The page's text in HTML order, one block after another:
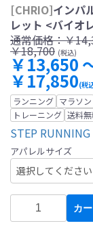
[CHRIO]インパ
レット <バイオ
通常価格：￥
￥18,700 (税込)
￥13,650
￥17,850(税
ランニング マラソン
トレーニング 送料
STEP
アパレルサイズ
カ